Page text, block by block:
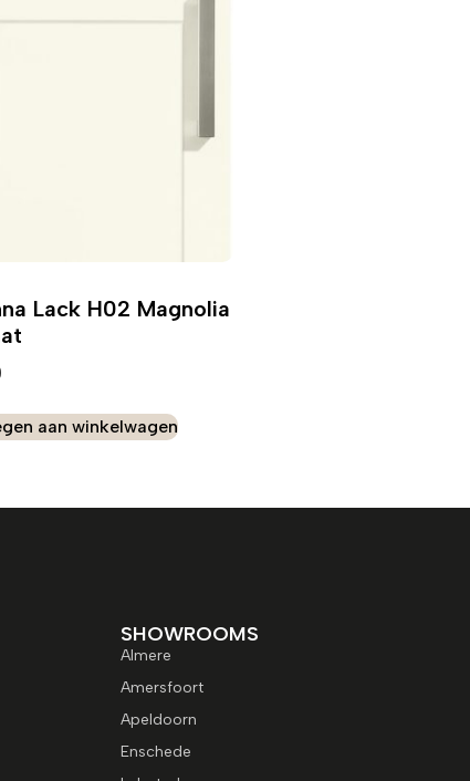
Lack H02 Magnolia
aan winkelwagen
SHOWROOMS
Almere
Amersfoort
Apeldoorn
Enschede